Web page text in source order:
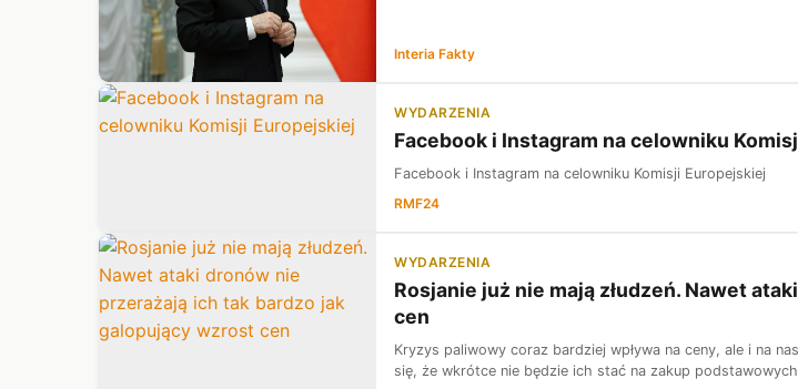
Interia Fakty
WYDARZENIA
Facebook i Instagram na celowniku
Facebook i Instagram na celowniku Komisji Europejskiej
RMF24
WYDARZENIA
Rosjanie już nie mają złudzeń. Nawet
cen
Kryzys paliwowy coraz bardziej wpływa na ceny, ale i na
się, że wkrótce nie będzie ich stać na zakup